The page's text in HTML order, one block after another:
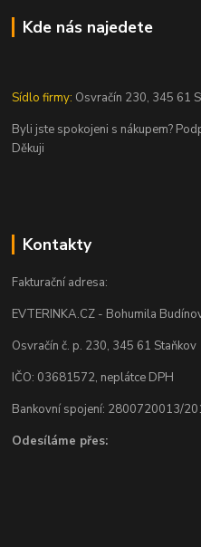
Kde nás najedete
Sídlo firmy: Osvračín 230, 345 61
Byli jste spokojeni s nákupem?
Děkuji
Kontakty
Fakturační adresa:
EVTERINKA.CZ - Bohumila
Osvračín č. p. 230, 345 61 Staňkov
IČO: 03681572, neplátce DPH
Bankovní spojení: 2800720013/
Odesíláme přes: